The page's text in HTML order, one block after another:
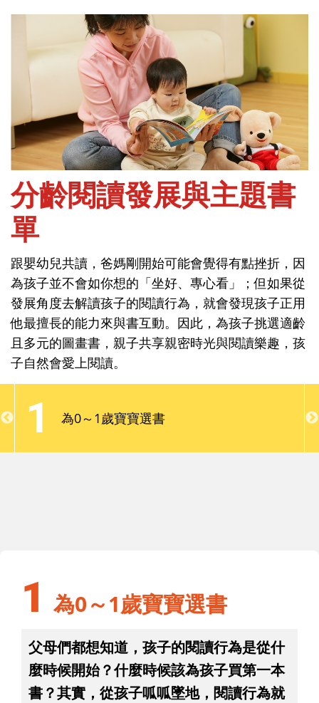
首頁 閱讀與遊戲-閱讀
分齡閱讀發展與主題書
單
跟嬰幼兒共讀，爸媽剛開始可能會覺得有點挫折，因
為孩子並不會如你想的「坐好、專心看」；但如果從
發展角度去解讀孩子的閱讀行為，就會發現孩子正用
他最擅長的能力來與書互動。因此，為孩子挑選適齡
且多元的圖畫書，親子共享親密時光與閱讀樂趣，孩
子自然會愛上閱讀。
1 為0～1歲寶寶選書
分齡閱讀發展與主題書
單
跟嬰幼兒共讀，爸媽剛開始可能會覺得有點挫折，因
為孩子並不會如你想的「坐好、專心看」；但如果從
發展角度去解讀孩子的閱讀行為，就會發現孩子正用
子自然會愛上閱讀。
1 為0～1歲寶寶選書
父母們都想知道，孩子的閱讀行為是從什
麼時候開始？什麼時候該為孩子買第一本
書？其實，從孩子呱呱墜地，閱讀行為就